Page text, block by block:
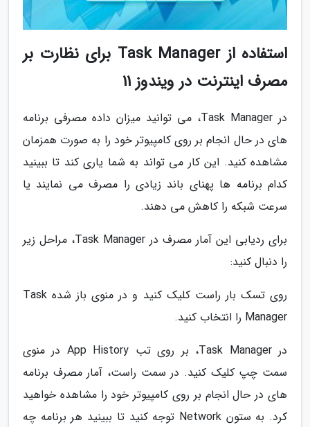
استفاده از Task Manager برای نظارت بر
مصرف اینترنت در ویندوز 11
در Task Manager، می توانید میزان داده مصرفی برنامه
های در حال انجام بر روی کامپیوتر خود را به صورت همزمان
مشاهده کنید. این کار می تواند به شما یاری کند تا ببینید
کدام برنامه ها پهنای باند زیادی را مصرف می نمایند یا
سرعت شبکه را کاهش می دهند.
برای ردیابی این آمار مصرف در Task Manager، مراحل زیر
را دنبال کنید:
روی تسک بار راست کلیک کنید و در منوی باز شده Task
Manager را انتخاب کنید.
در Task Manager، بر روی تب App History در منوی
سمت چپ کلیک کنید. در سمت راست، آمار مصرف برنامه
های در حال انجام بر روی کامپیوتر خود را مشاهده خواهید
کرد. به ستون Network توجه کنید تا ببینید هر برنامه چه